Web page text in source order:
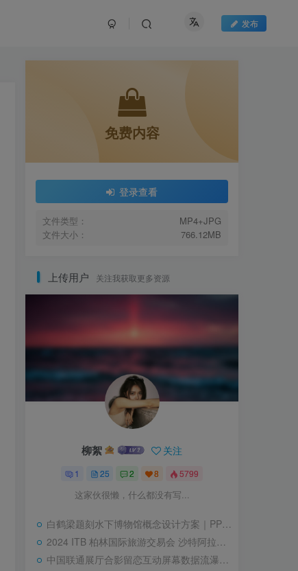
发布
免费内容
登录查看
文件类型：
MP4+JPG
文件大小：
766.12MB
上传用户 关注我获取更多资源
柳絮 关注
1 25 2 8 5799
这家伙很懒，什么都没有写...
白鹤梁题刻水下博物馆概念设计方案｜PPTX｜47页｜143.06M
2024 ITB 柏林国际旅游交易会 沙特阿拉伯展区｜JPG｜19张｜16.58M
中国联通展厅合影留恋互动屏幕数据流瀑布流合影墙